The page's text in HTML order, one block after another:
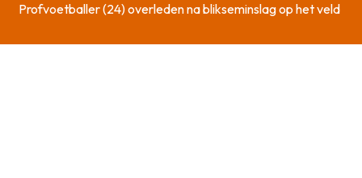
Profvoetballer (24) overleden na blikseminslag op het veld